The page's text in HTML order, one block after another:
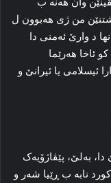
من ژی هه‌بوون ل
د وارێ ئه‌منی دا
ئاخا هه‌رێما
ئیسلامی یا ئیرانێ و
به‌لێ، پێڤاژۆیه‌ک
نابه‌ ب ڕێیا شه‌ر و